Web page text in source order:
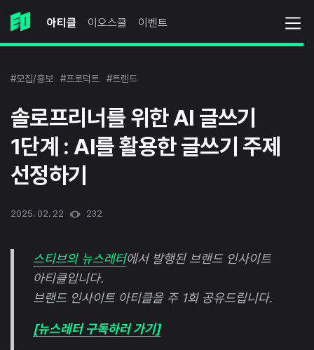
아티클 이오스쿨 이벤트
#모집/홍보 #프로덕트 #트렌드
솔로프리너를 위한 AI 글쓰기
1단계 : AI를 활용한 글쓰기 주제
선정하기
2025. 02. 22 232
스티브의 뉴스레터에서 발행된 브랜드 인사이트
아티클입니다.
브랜드 인사이트 아티클을 주 1회 공유드립니다.
[뉴스레터 구독하러 가기]